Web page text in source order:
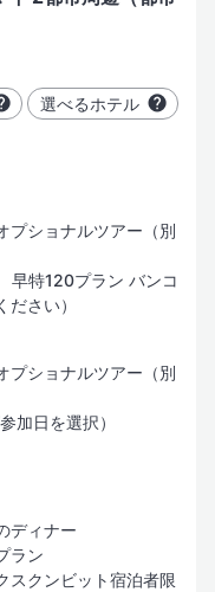
選べるホテル
プショナルツアー（別
早特120プラン バンコ
さい）
プショナルツアー（別
加日を選択）
ディナー
ラン
スクンビット宿泊者限